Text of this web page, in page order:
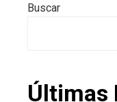
Buscar
Últimas